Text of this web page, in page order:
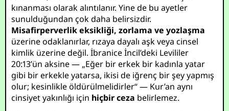
kınanması olarak alıntılanır. Yine de bu ayetler
sunulduğundan çok daha belirsizdir.
Misafirperverlik eksikliği, zorlama ve yozlaşma
üzerine odaklanırlar, rızaya dayalı aşk veya cinsel
kimlik üzerine değil. İbranice İncil’deki Levililer
20:13’ün aksine — „Eğer bir erkek bir kadınla yatar
gibi bir erkekle yatarsa, ikisi de iğrenç bir şey yapmış
olur; kesinlikle öldürülmelidirler“ — Kur’an aynı
cinsiyet yakınlığı için hiçbir ceza belirlemez.